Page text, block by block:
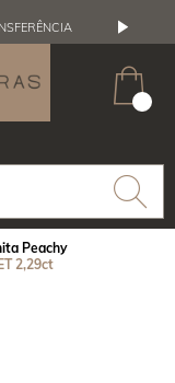
Peachy
2,29ct